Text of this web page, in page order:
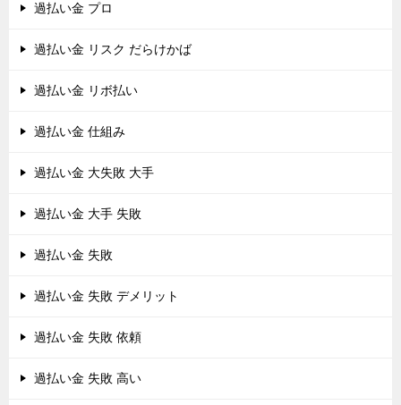
過払い金 プロ
過払い金 リスク だらけかば
過払い金 リボ払い
過払い金 仕組み
過払い金 大失敗 大手
過払い金 大手 失敗
過払い金 失敗
過払い金 失敗 デメリット
過払い金 失敗 依頼
過払い金 失敗 高い